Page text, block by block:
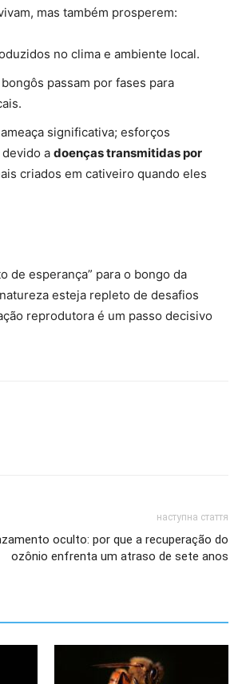
mas também prosperem:
no clima e ambiente local.
passam por fases para
significativa; esforços
a doenças transmitidas por
criados em cativeiro quando eles
de esperança” para o bongo da
esteja repleto de desafios
reprodutora é um passo decisivo
наступна стаття
oculto: por que a recuperação do
ozônio enfrenta um atraso de sete anos